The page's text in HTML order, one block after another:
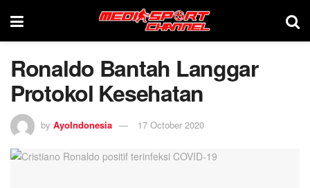
Ronaldo Bantah Langgar
Protokol Kesehatan
by AyoIndonesia 17 October 2020